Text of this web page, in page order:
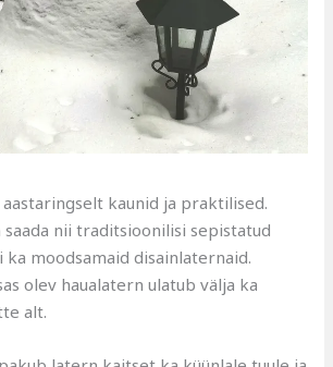
kaunid ja praktilised.
saada nii traditsioonilisi sepistatud
ka moodsamaid disainlaternaid.
olev haualatern ulatub välja ka
alt.